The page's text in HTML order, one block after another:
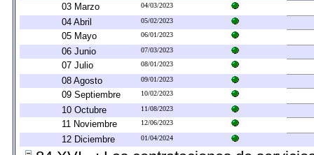
03 Marzo 04/03/2023
04 Abril 05/02/2023
05 Mayo 06/01/2023
06 Junio 07/03/2023
07 Julio 08/01/2023
08 Agosto 09/01/2023
09 Septiembre 10/02/2023
10 Octubre 11/08/2023
11 Noviembre 12/06/2023
12 Diciembre 01/04/2024